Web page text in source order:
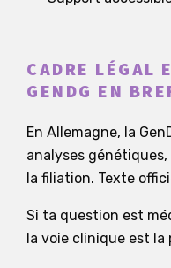
CADRE LÉGAL
GENDG EN
En Allemagne, la
analyses génétiques,
la filiation. Texte
Si ta question est
la voie clinique est la